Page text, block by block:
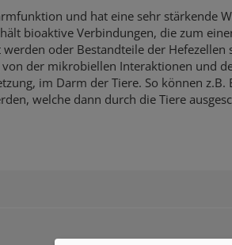
und hat eine sehr stärkende
bioaktive Verbindungen, die zum
oder Bestandteile der Hefezellen
der mikrobiellen Interaktionen und
im Darm der Tiere. So können z.B.
welche dann durch die Tiere